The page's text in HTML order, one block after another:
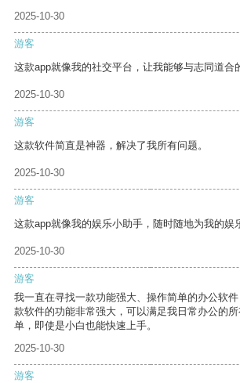
2025-10-30
游客
这款app就像我的社交平台，让我能够与志同道合
2025-10-30
游客
这款软件简直是神器，解决了我所有问题。
2025-10-30
游客
这款app就像我的娱乐小助手，随时随地为我的娱
2025-10-30
游客
我一直在寻找一款功能强大、操作简单的办公软
款软件的功能非常强大，可以满足我日常办公的
单，即使是小白也能快速上手。
2025-10-30
游客